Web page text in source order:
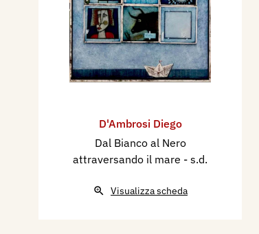
D'Ambrosi Diego
Dal Bianco al Nero
attraversando il mare - s.d.
Visualizza scheda